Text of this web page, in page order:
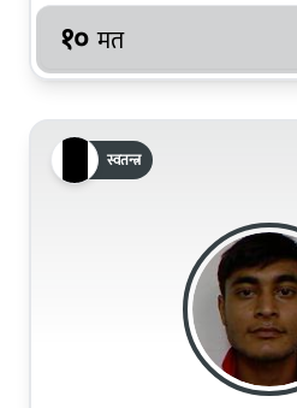
१० मत
स्वतन्त्र